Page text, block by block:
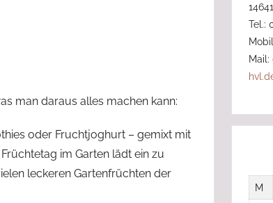
Heimatorten
man daraus alles machen kann:
oder Fruchtjoghurt – gemixt mit
im Garten lädt ein zu
leckeren Gartenfrüchten der
Tel.:
Mail:
M